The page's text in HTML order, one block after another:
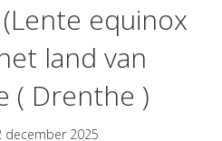
equinox
land van
( Drenthe )
december 2025